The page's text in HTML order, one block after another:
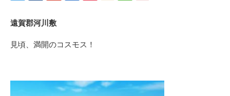
遠賀郡河川敷
見頃、満開のコスモス！